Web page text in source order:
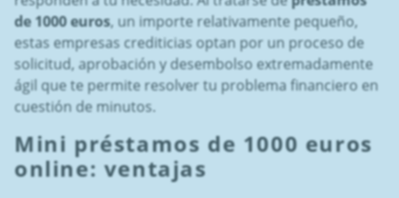
de 1000 euros, un importe relativamente pequeño,
estas empresas crediticias optan por un proceso de
solicitud, aprobación y desembolso extremadamente
ágil que te permite resolver tu problema financiero en
cuestión de minutos.
Mini préstamos de 1000 euros
online: ventajas